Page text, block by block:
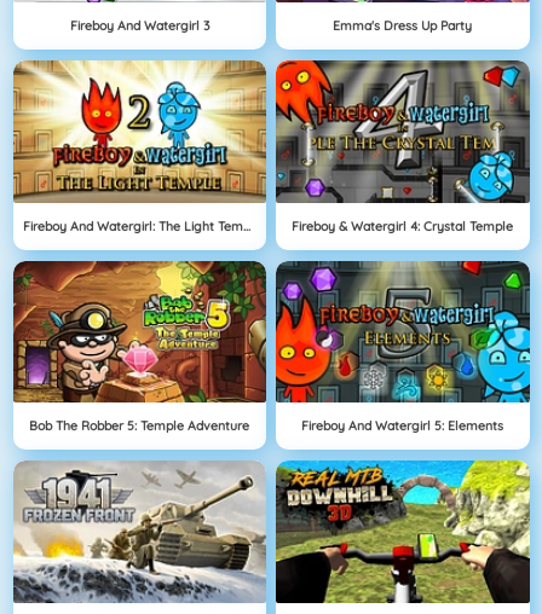
Fireboy And Watergirl 3 Emma's Dress Up Party
Fireboy And Watergirl: The Light Temple Fireboy & Watergirl 4: Crystal Temple
Bob The Robber 5: Temple Adventure Fireboy And Watergirl 5: Elements